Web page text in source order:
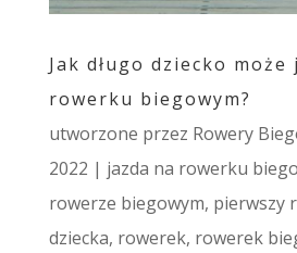
Jak długo dziecko może
rowerku biegowym?
utworzone przez Rowery
2022 | jazda na rowerku
rowerze biegowym, pierwszy
dziecka, rowerek, rowerek